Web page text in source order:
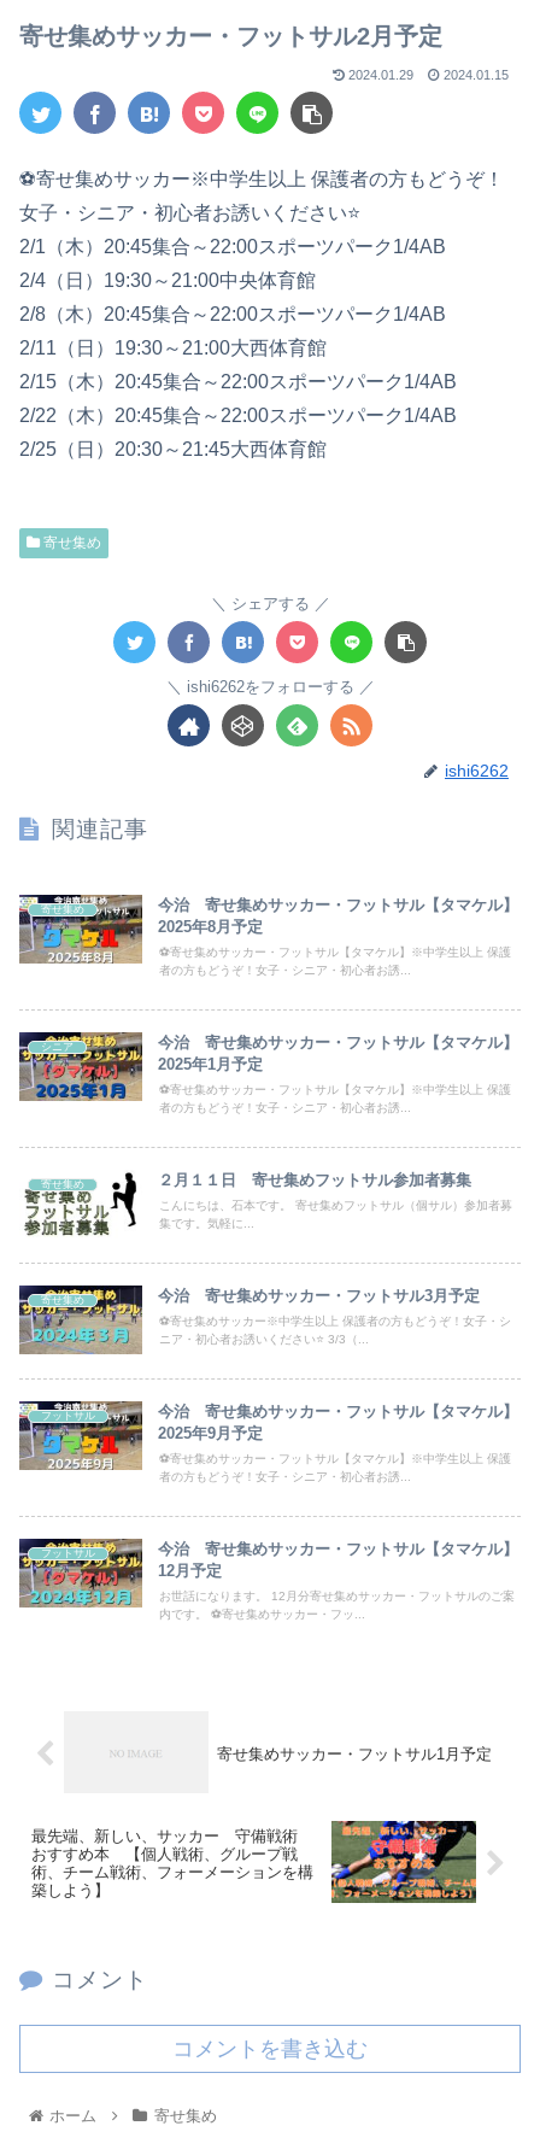
寄せ集めサッカー・フットサル2月予定
2024.01.29 2024.01.15
⚽寄せ集めサッカー※中学生以上 保護者の方もどうぞ！
女子・シニア・初心者お誘いください⭐
2/1（木）20:45集合～22:00スポーツパーク1/4AB
2/4（日）19:30～21:00中央体育館
2/8（木）20:45集合～22:00スポーツパーク1/4AB
2/11（日）19:30～21:00大西体育館
2/15（木）20:45集合～22:00スポーツパーク1/4AB
2/22（木）20:45集合～22:00スポーツパーク1/4AB
2/25（日）20:30～21:45大西体育館
寄せ集め
シェアする
ishi6262をフォローする
ishi6262
関連記事
寄せ集め
今治 寄せ集めサッカー・フットサル【タマケル】
2025年8月予定
⚽寄せ集めサッカー・フットサル【タマケル】※中学生以上 保護
者の方もどうぞ！女子・シニア・初心者お誘...
シニア
今治 寄せ集めサッカー・フットサル【タマケル】
2025年1月予定
⚽寄せ集めサッカー・フットサル【タマケル】※中学生以上 保護
者の方もどうぞ！女子・シニア・初心者お誘...
寄せ集め ２月１１日 寄せ集めフットサル参加者募集
こんにちは、石本です。 寄せ集めフットサル（個サル）参加者募
集です。気軽に...
寄せ集め 今治 寄せ集めサッカー・フットサル3月予定
⚽寄せ集めサッカー※中学生以上 保護者の方もどうぞ！女子・シ
ニア・初心者お誘いください⭐ 3/3（...
フットサル
今治 寄せ集めサッカー・フットサル【タマケル】
2025年9月予定
⚽寄せ集めサッカー・フットサル【タマケル】※中学生以上 保護
者の方もどうぞ！女子・シニア・初心者お誘...
フットサル
今治 寄せ集めサッカー・フットサル【タマケル】
12月予定
お世話になります。 12月分寄せ集めサッカー・フットサルのご案
内です。 ⚽寄せ集めサッカー・フッ...
寄せ集めサッカー・フットサル1月予定
最先端、新しい、サッカー 守備戦術
おすすめ本 【個人戦術、グループ戦
術、チーム戦術、フォーメーションを構
築しよう】
コメント
コメントを書き込む
ホーム 寄せ集め